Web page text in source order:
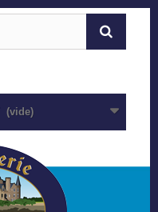
(vide)